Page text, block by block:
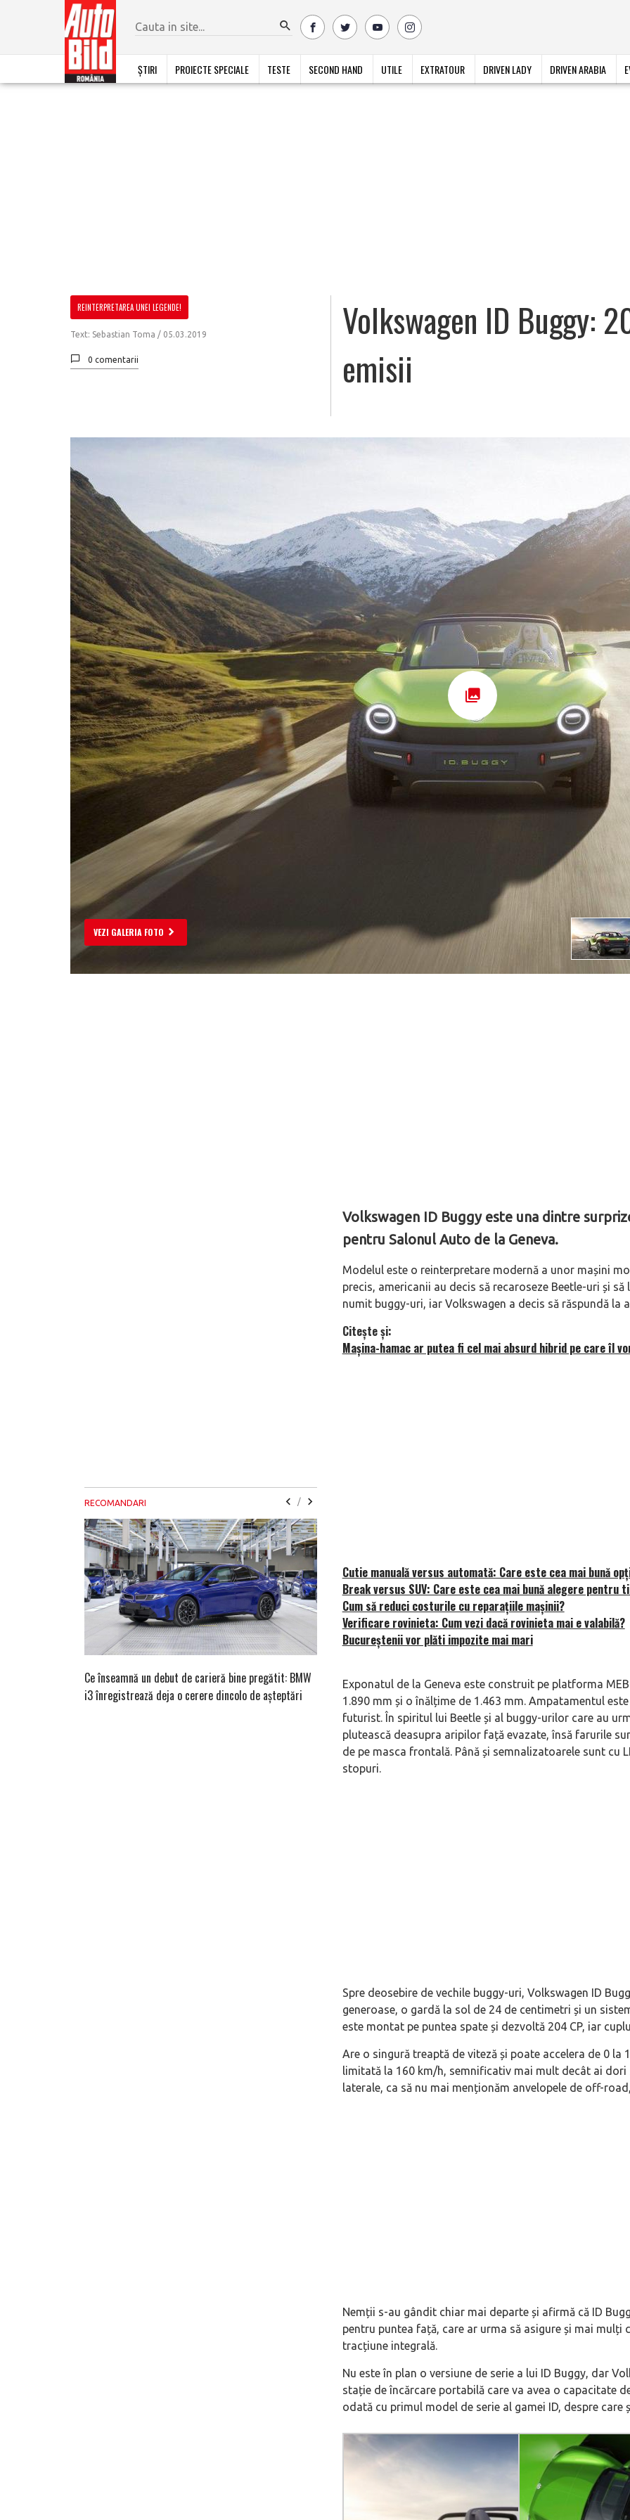
ȘTIRI PROIECTE SPECIALE TESTE SECOND HAND UTILE EXTRATOUR DRIVEN LADY DRIVEN ARABIA
REINTERPRETAREA UNEI LEGENDE!
Text: Sebastian Toma / 05.03.2019
0 comentarii
Volkswagen ID Buggy:
emisii
VEZI GALERIA FOTO
Volkswagen ID Buggy este una dintre
pentru Salonul Auto de la Geneva.
Modelul este o reinterpretare modernă a unor mașini
precis, americanii au decis să recaroseze Beetle-uri și
numit buggy-uri, iar Volkswagen a decis să răspundă la
Citește și:
Mașina-hamac ar putea fi cel mai absurd hibrid pe care îl
Cutie manuală versus automată: Care este cea mai bună
Break versus SUV: Care este cea mai bună alegere pentru
Cum să reduci costurile cu reparațiile mașinii?
Verificare rovinieta: Cum vezi dacă rovinieta mai e valabilă?
Bucureștenii vor plăti impozite mai mari
Exponatul de la Geneva este construit pe platforma
1.890 mm și o înălțime de 1.463 mm. Ampatamentul
futurist. În spiritul lui Beetle și al buggy-urilor care au
plutească deasupra aripilor față evazate, însă farurile
de pe masca frontală. Până și semnalizatoarele sunt cu
stopuri.
Spre deosebire de vechile buggy-uri, Volkswagen ID
generoase, o gardă la sol de 24 de centimetri și un
este montat pe puntea spate și dezvoltă 204 CP, iar
Are o singură treaptă de viteză și poate accelera de 0 la
limitată la 160 km/h, semnificativ mai mult decât ai dori
laterale, ca să nu mai menționăm anvelopele de off-
Nemții s-au gândit chiar mai departe și afirmă că ID
pentru puntea față, care ar urma să asigure și mai mulți
tracțiune integrală.
Nu este în plan o versiune de serie a lui ID Buggy, dar
stație de încărcare portabilă care va avea o capacitate
odată cu primul model de serie al gamei ID, despre
RECOMANDARI /
Ce înseamnă un debut de carieră bine pregătit: BMW
i3 înregistrează deja o cerere dincolo de așteptări
Versiune MINI Countryman încă nelansată oficial, dată
pe mâna fetelor în competiția off-road Rebelle Rally
Pentru cine știe
Blackbird va suna
altfel!